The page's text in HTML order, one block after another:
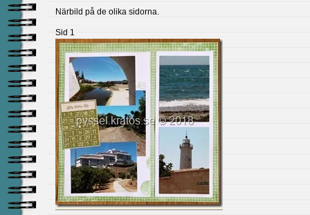
Närbild på de olika sidorna.
Sid 1